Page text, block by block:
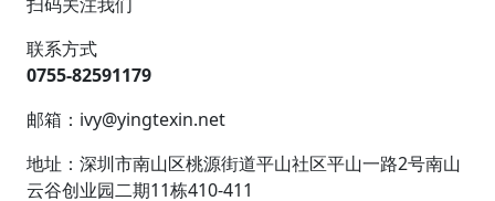
联系方式
0755-82591179
邮箱：ivy@yingtexin.net
地址：深圳市南山区桃源街道平山社区平山一路2号南山
云谷创业园二期11栋410-411